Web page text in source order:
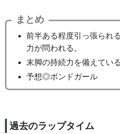
まとめ
前半ある程度引っ張られ
力が問われる。
末脚の持続力を備えてい
予想◎ボンドガール
過去のラップタイム